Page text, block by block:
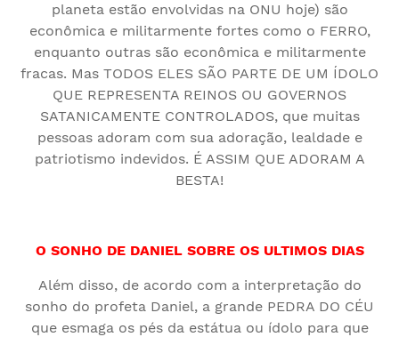
planeta estão envolvidas na ONU hoje) são
econômica e militarmente fortes como o FERRO,
enquanto outras são econômica e militarmente
fracas. Mas TODOS ELES SÃO PARTE DE UM ÍDOLO
QUE REPRESENTA REINOS OU GOVERNOS
SATANICAMENTE CONTROLADOS, que muitas
pessoas adoram com sua adoração, lealdade e
patriotismo indevidos. É ASSIM QUE ADORAM A
BESTA!
O SONHO DE DANIEL SOBRE OS ULTIMOS DIAS
Além disso, de acordo com a interpretação do
sonho do profeta Daniel, a grande PEDRA DO CÉU
que esmaga os pés da estátua ou ídolo para que